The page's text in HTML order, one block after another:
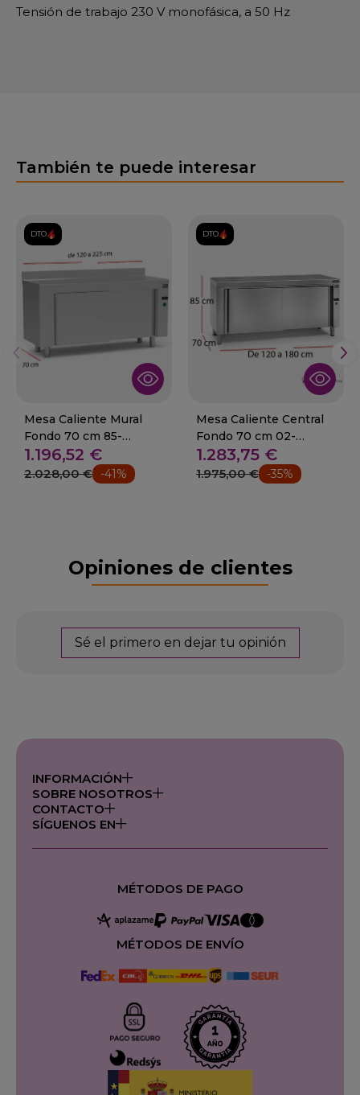
Tensión de trabajo 230 V monofásica, a 50 Hz
También te puede interesar
DTO.
Mesa Caliente Mural
Fondo 70 cm 85-
MCA70-120M+
1.196,52 €
2.028,00 € -41%
DTO.
Mesa Caliente Central
Fondo 70 cm 02-
F0430110+
1.283,75 €
1.975,00 € -35%
Opiniones de clientes
Sé el primero en dejar tu opinión
INFORMACIÓN
SOBRE NOSOTROS
CONTACTO
SÍGUENOS EN
MÉTODOS DE PAGO
MÉTODOS DE ENVÍO